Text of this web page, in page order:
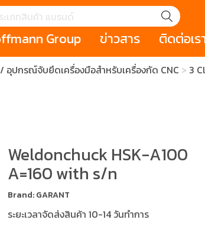
cutter)
ขควง เครื่องมือขัดและตกแต่งผิววัสดุ
ำงานในที่สูง
Mechanic Tools)
เ
Group
STORY HOLEX GARANT
ข่าวสาร
เหตุการณ์ Salespage
ติดต่อเร
ปกรณ์จับยึดเครื่องมือสำหรับเครื่องกัด CNC
3
Weldonchuck HSK-A100
A=160 with s/n
Brand: GARANT
ระยะเวลาจัดส่งสินค้า 10-14 วันทำการ